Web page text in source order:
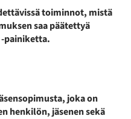
toiminnot, mistä
saa päätettyä
painiketta.
joka on
henkilön, jäsenen sekä